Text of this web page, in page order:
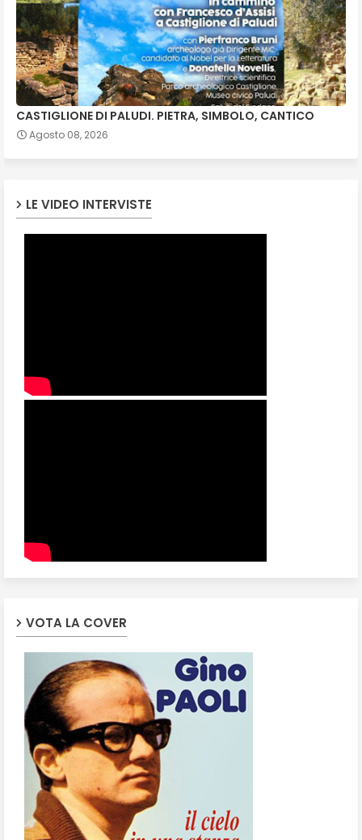
CASTIGLIONE DI PALUDI. PIETRA, SIMBOLO, CANTICO
Agosto 08, 2026
LE VIDEO INTERVISTE
VOTA LA COVER